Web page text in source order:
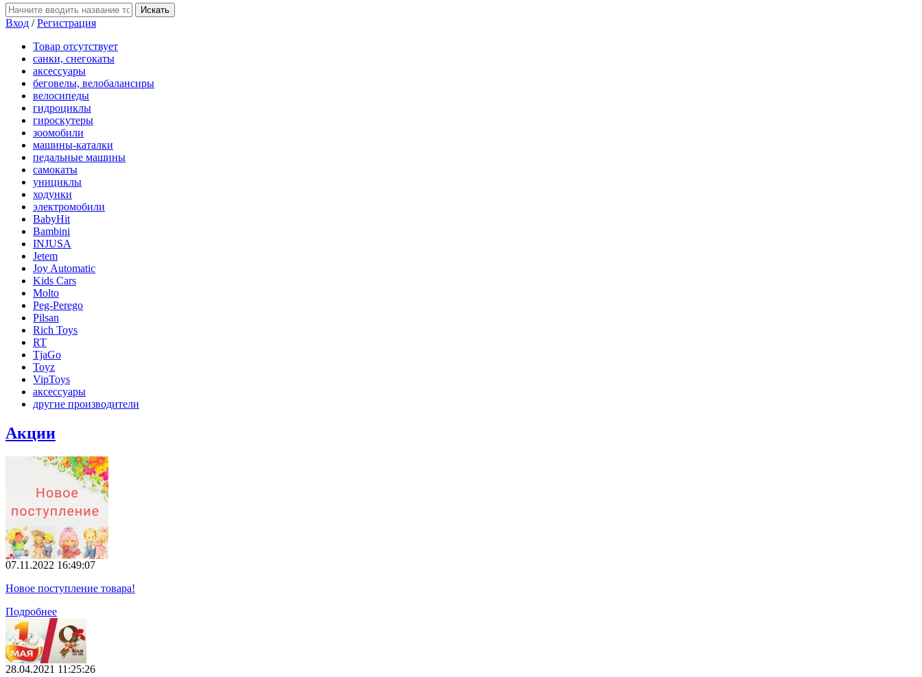
Вход /Регистрация
Товар отсутствует
санки, снегокаты
аксессуары
беговелы, велобалансиры
велосипеды
гидроциклы
гироскутеры
зоомобили
машины-каталки
педальные машины
самокаты
унициклы
ходунки
электромобили
BabyHit
Bambini
INJUSA
Jetem
Joy Automatic
Kids Cars
Molto
Peg-Perego
Pilsan
Rich Toys
RT
TjaGo
Toyz
VipToys
аксессуары
другие производители
Акции
07.11.2022 16:49:07
Новое поступление товара!
Подробнее
28.04.2021 11:25:26